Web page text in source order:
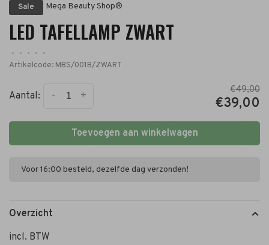
Sale Mega Beauty Shop®
LED TAFELLAMP ZWART
• • • •
•
Artikelcode: MBS/001B/ZWART
Aantal: +
-
€49,00
€39,00
Toevoegen aan winkelwagen
Voor 16:00 besteld, dezelfde dag verzonden!
Overzicht
incl. BTW